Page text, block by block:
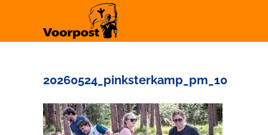
20260524_pinksterkamp_pm_10